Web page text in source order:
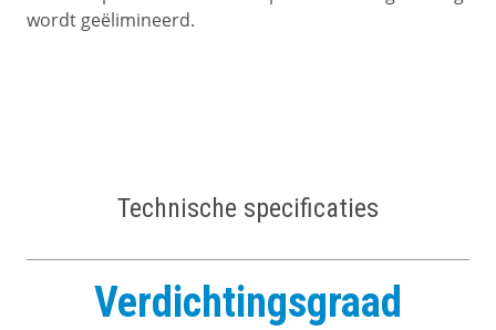
wordt geëlimineerd.
Technische specificaties
Verdichtingsgraad